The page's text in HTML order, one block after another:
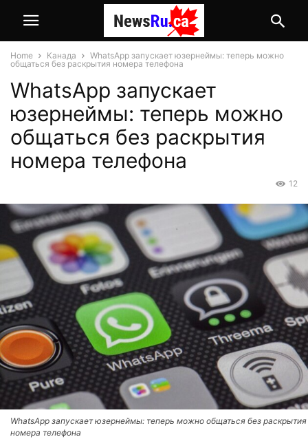
Home Канада
WhatsApp запускает юзернеймы: теперь можно
общаться без раскрытия номера телефона
WhatsApp запускает
юзернеймы: теперь можно
общаться без раскрытия
номера телефона
12
WhatsApp запускает юзернеймы: теперь можно общаться без раскрытия
номера телефона